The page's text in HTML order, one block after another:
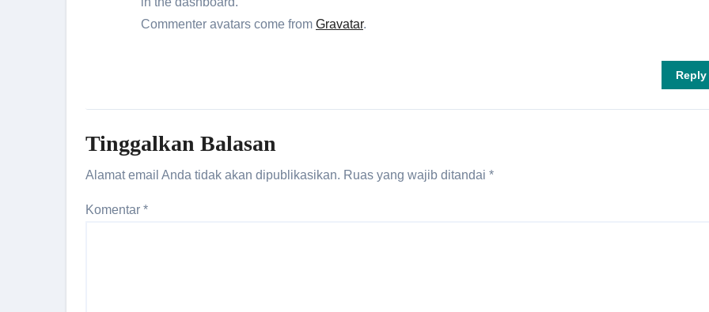
Commenter avatars come from Gravatar.
Reply
Tinggalkan Balasan
Alamat email Anda tidak akan dipublikasikan. Ruas yang wajib ditandai *
Komentar *